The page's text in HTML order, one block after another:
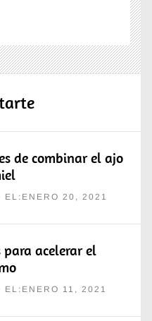
de combinar el ajo
EL:ENERO 20, 2021
para acelerar el
EL:ENERO 11, 2021